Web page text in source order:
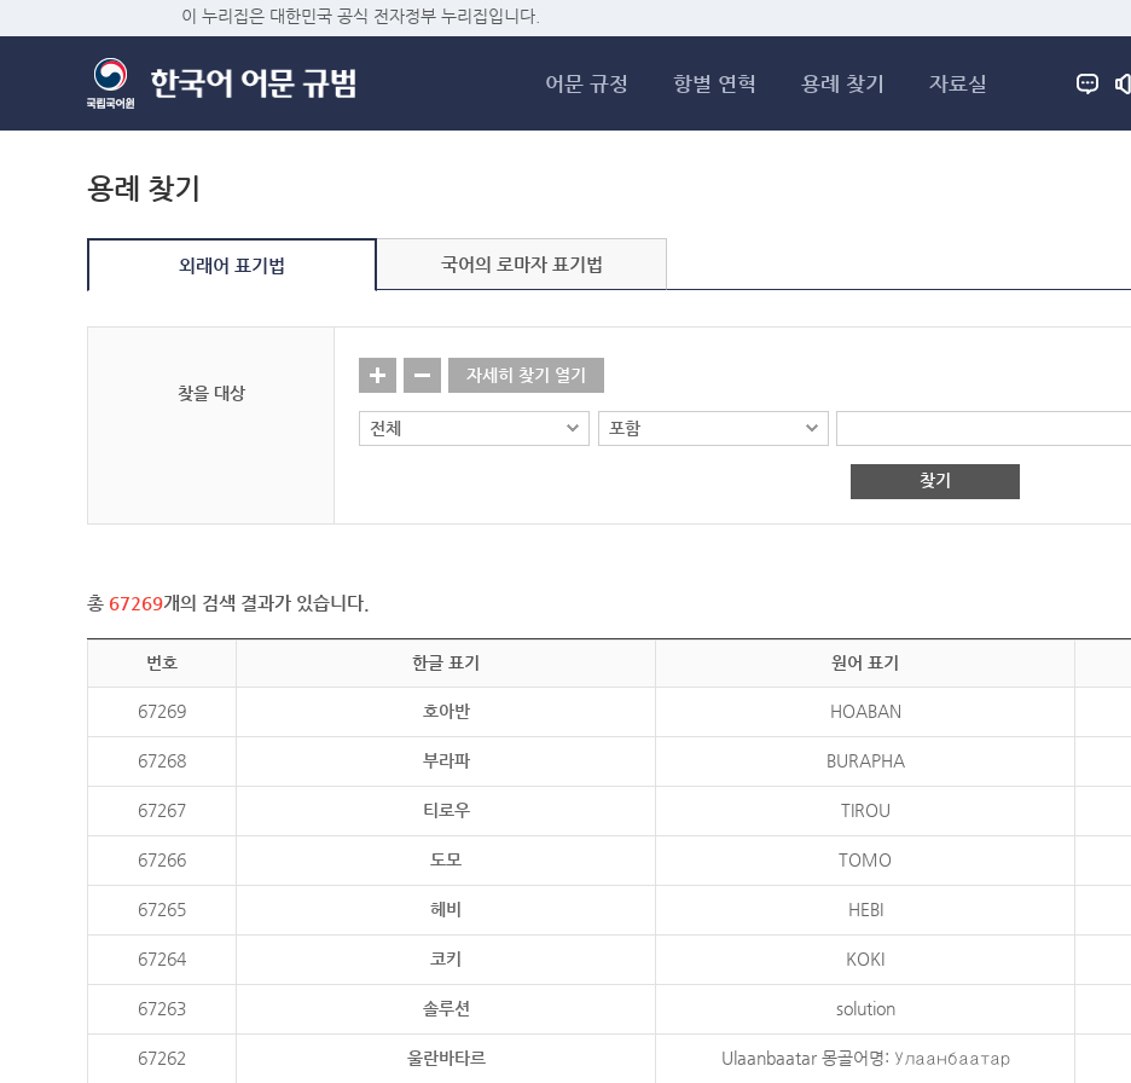
이 누리집은 대한민국 공식 전자정부 누리집입니다.
어문 규정 항별 연혁 용례 찾기 자료실
용례 찾기
외래어 표기법 국어의 로마자 표기법
찾을 대상
자세히 찾기 열기
찾기
총 67269개의 검색 결과가 있습니다.
번호 한글 표기 원어 표기
67269 호아반 HOABAN
67268 부라파 BURAPHA
67267 티로우 TIROU
67266 도모 TOMO
67265 헤비 HEBI
67264 코키 KOKI
67263 솔루션 solution
67262 울란바타르 Ulaanbaatar 몽골어명: Улаанбаатар